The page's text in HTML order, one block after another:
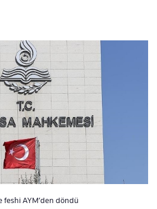
AYM’den döndü